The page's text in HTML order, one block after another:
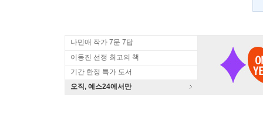
나민애 작가 7문 7답
이동진 선정 최고의 책
기간 한정 특가 도서
오직, 예스24에서만